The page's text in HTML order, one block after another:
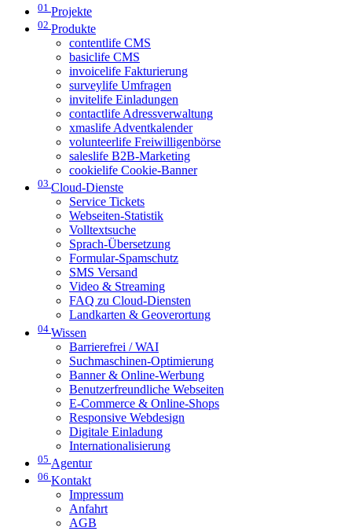
01 Projekte
02 Produkte
contentlife CMS
basiclife CMS
invoicelife Fakturierung
surveylife Umfragen
invitelife Einladungen
contactlife Adressverwaltung
xmaslife Adventkalender
volunteerlife Freiwilligenbörse
saleslife B2B-Marketing
cookielife Cookie-Banner
03 Cloud-Dienste
Service Tickets
Webseiten-Statistik
Volltextsuche
Sprach-Übersetzung
Formular-Spamschutz
SMS Versand
Video & Streaming
FAQ zu Cloud-Diensten
Landkarten & Geoverortung
04 Wissen
Barrierefrei / WAI
Suchmaschinen-Optimierung
Banner & Online-Werbung
Benutzerfreundliche Webseiten
E-Commerce & Online-Shops
Responsive Webdesign
Digitale Einladung
Internationalisierung
05 Agentur
06 Kontakt
Impressum
Anfahrt
AGB